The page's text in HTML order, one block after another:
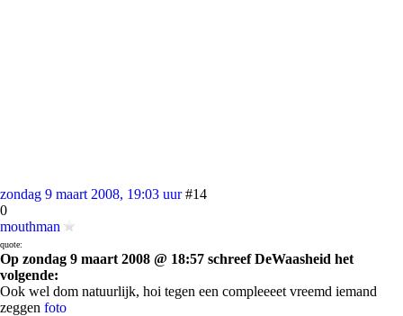
zondag 9 maart 2008, 19:03 uur #14
0
mouthman
quote:
Op zondag 9 maart 2008 @ 18:57 schreef DeWaasheid het
volgende:
Ook wel dom natuurlijk, hoi tegen een compleeeet vreemd iemand
zeggen foto